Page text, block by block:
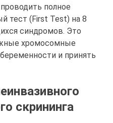
полное
тест (First Test) на 8
синдромов. Это
хромосомные
и принять
скрининга